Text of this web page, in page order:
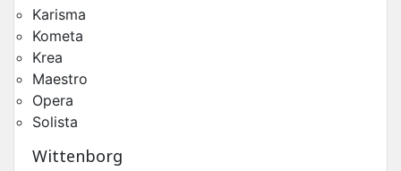
Groupe Café Ø43 HoReCa Gaggia G300 Krea
Karisma
Kometa
Krea
Maestro
Opera
Solista
Wittenborg